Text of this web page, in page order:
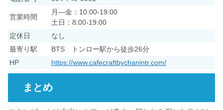
営業時間
月―金：10:00-19:00
土日：8:00-19:00
定休日
なし
最寄り駅
BTS トンロー駅から徒歩26分
HP
https://www.cafecraftbychanintr.com/
まとめ